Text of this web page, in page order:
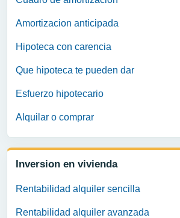
Amortizacion anticipada
Hipoteca con carencia
Que hipoteca te pueden dar
Esfuerzo hipotecario
Alquilar o comprar
Inversion en vivienda
Rentabilidad alquiler sencilla
Rentabilidad alquiler avanzada